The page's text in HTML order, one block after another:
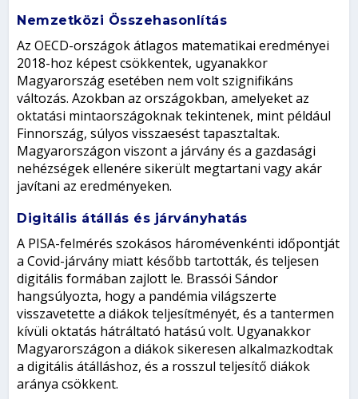
Nemzetközi Összehasonlítás
Az OECD-országok átlagos matematikai eredményei
2018-hoz képest csökkentek, ugyanakkor
Magyarország esetében nem volt szignifikáns
változás. Azokban az országokban, amelyeket az
oktatási mintaországoknak tekintenek, mint például
Finnország, súlyos visszaesést tapasztaltak.
Magyarországon viszont a járvány és a gazdasági
nehézségek ellenére sikerült megtartani vagy akár
javítani az eredményeken.
Digitális átállás és járványhatás
A PISA-felmérés szokásos háromévenkénti időpontját
a Covid-járvány miatt később tartották, és teljesen
digitális formában zajlott le. Brassói Sándor
hangsúlyozta, hogy a pandémia világszerte
visszavetette a diákok teljesítményét, és a tantermen
kívüli oktatás hátráltató hatású volt. Ugyanakkor
Magyarországon a diákok sikeresen alkalmazkodtak
a digitális átálláshoz, és a rosszul teljesítő diákok
aránya csökkent.